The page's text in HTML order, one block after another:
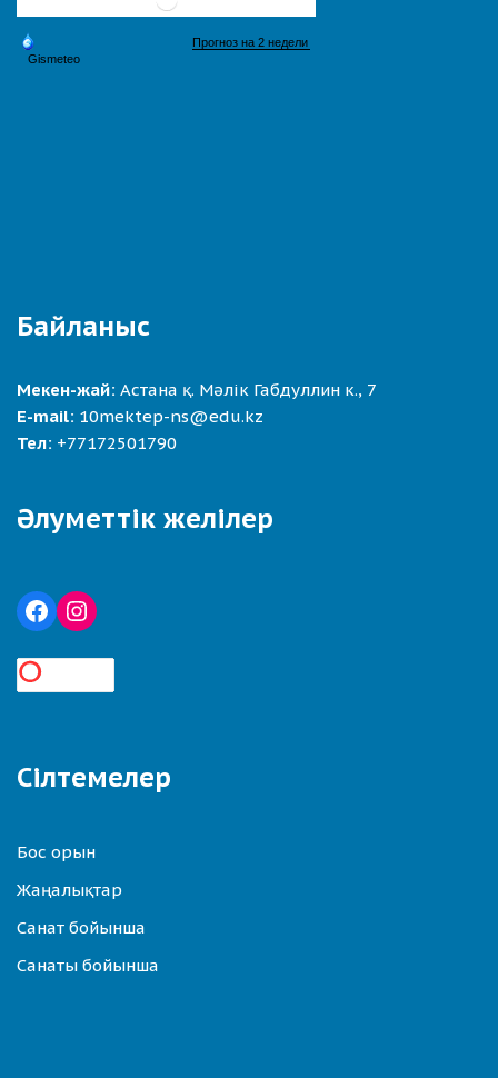
Байланыс
Мекен-жай: Астана қ. Мәлік Габдуллин к., 7
E-mail: 10mektep-ns@edu.kz
Тел: +77172501790
Әлуметтік желілер
Сілтемелер
Бос орын
Жаңалықтар
Санат бойынша
Санаты бойынша